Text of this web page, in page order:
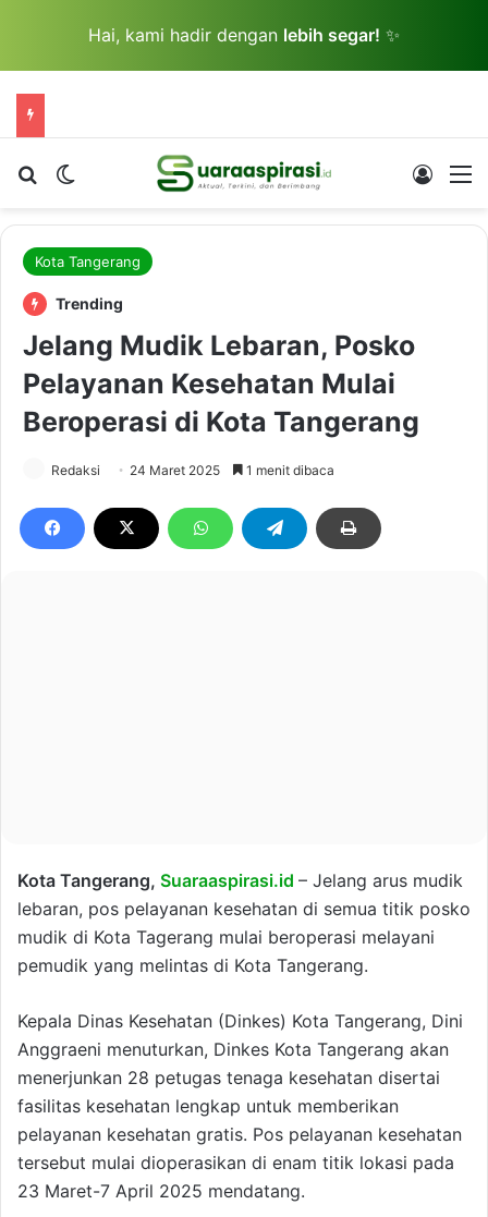
Hai, kami hadir dengan lebih segar! ✨
Cari berita...Switch skin Log In
Kota Tangerang
Trending
Jelang Mudik Lebaran, Posko
Pelayanan Kesehatan Mulai
Beroperasi di Kota Tangerang
Redaksi 24 Maret 2025 1 menit dibaca
Kota Tangerang, Suaraaspirasi.id – Jelang arus mudik
lebaran, pos pelayanan kesehatan di semua titik posko
mudik di Kota Tagerang mulai beroperasi melayani
pemudik yang melintas di Kota Tangerang.
Kepala Dinas Kesehatan (Dinkes) Kota Tangerang, Dini
Anggraeni menuturkan, Dinkes Kota Tangerang akan
menerjunkan 28 petugas tenaga kesehatan disertai
fasilitas kesehatan lengkap untuk memberikan
pelayanan kesehatan gratis. Pos pelayanan kesehatan
tersebut mulai dioperasikan di enam titik lokasi pada
23 Maret-7 April 2025 mendatang.